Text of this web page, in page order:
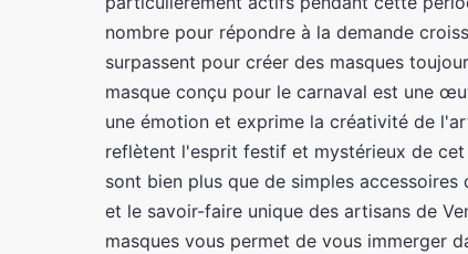
nombre pour répondre à la demande
surpassent pour créer des masques
masque conçu pour le carnaval est une
une émotion et exprime la créativité de
reflètent l'esprit festif et mystérieux de cet
sont bien plus que de simples
et le savoir-faire unique des artisans de
masques vous permet de vous immerger